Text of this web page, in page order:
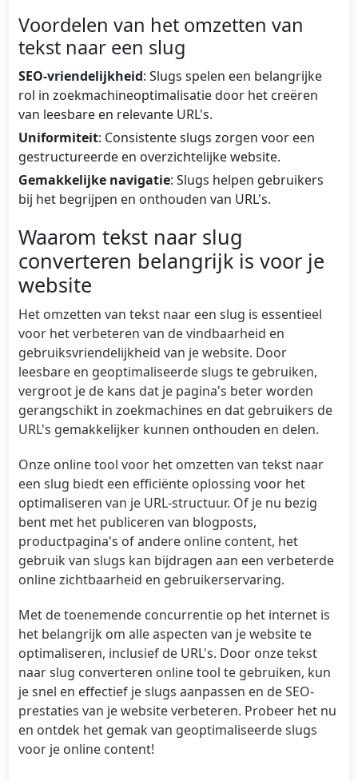
Voordelen van het omzetten van
tekst naar een slug
SEO-vriendelijkheid: Slugs spelen een belangrijke
rol in zoekmachineoptimalisatie door het creëren
van leesbare en relevante URL's.
Uniformiteit: Consistente slugs zorgen voor een
gestructureerde en overzichtelijke website.
Gemakkelijke navigatie: Slugs helpen gebruikers
bij het begrijpen en onthouden van URL's.
Waarom tekst naar slug
converteren belangrijk is voor je
website
Het omzetten van tekst naar een slug is essentieel
voor het verbeteren van de vindbaarheid en
gebruiksvriendelijkheid van je website. Door
leesbare en geoptimaliseerde slugs te gebruiken,
vergroot je de kans dat je pagina's beter worden
gerangschikt in zoekmachines en dat gebruikers de
URL's gemakkelijker kunnen onthouden en delen.
Onze online tool voor het omzetten van tekst naar
een slug biedt een efficiënte oplossing voor het
optimaliseren van je URL-structuur. Of je nu bezig
bent met het publiceren van blogposts,
productpagina's of andere online content, het
gebruik van slugs kan bijdragen aan een verbeterde
online zichtbaarheid en gebruikerservaring.
Met de toenemende concurrentie op het internet is
het belangrijk om alle aspecten van je website te
optimaliseren, inclusief de URL's. Door onze tekst
naar slug converteren online tool te gebruiken, kun
je snel en effectief je slugs aanpassen en de SEO-
prestaties van je website verbeteren. Probeer het nu
en ontdek het gemak van geoptimaliseerde slugs
voor je online content!